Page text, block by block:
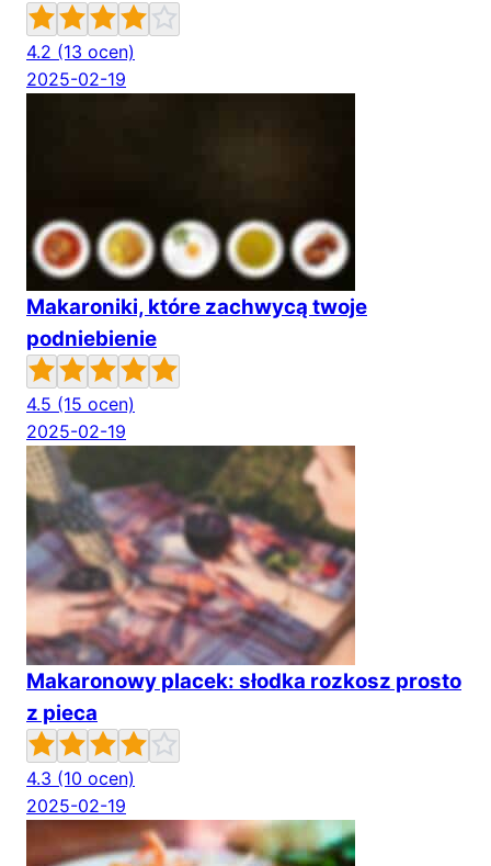
4.2 (13 ocen)
2025-02-19
Makaroniki, które zachwycą twoje
podniebienie
4.5 (15 ocen)
2025-02-19
Makaronowy placek: słodka rozkosz prosto
z pieca
4.3 (10 ocen)
2025-02-19